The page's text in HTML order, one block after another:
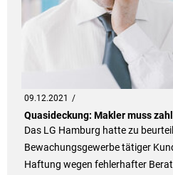
09.12.2021
Quasideckung: Makler muss
Das LG Hamburg hatte zu
Bewachungsgewerbe tätiger
Haftung wegen fehlerhafter